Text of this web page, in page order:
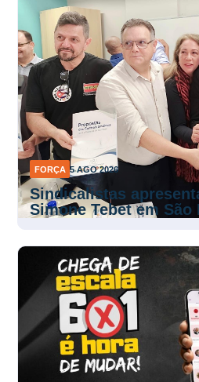
FORÇA 5 AGO 2026
Sindicalistas
Simone Tebet em São